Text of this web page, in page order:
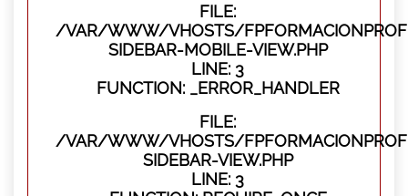
FILE:
/VAR/WWW/VHOSTS/
SIDEBAR-MOBILE-VIEW.PHP
LINE: 3
FUNCTION: _ERROR_HANDLER
FILE:
/VAR/WWW/VHOSTS/
SIDEBAR-VIEW.PHP
LINE: 3